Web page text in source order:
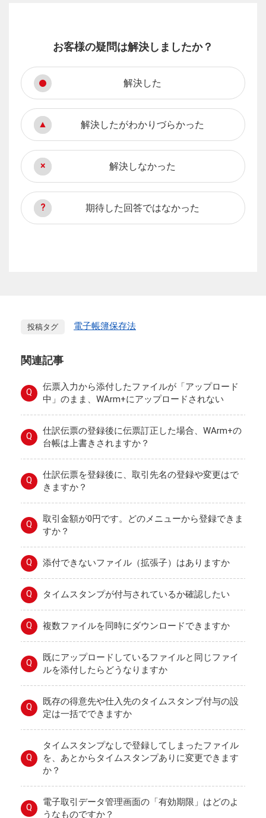
お客様の疑問は解決しましたか？
解決した
解決したがわかりづらかった
解決しなかった
期待した回答ではなかった
投稿タグ 電子帳簿保存法
関連記事
Q
伝票入力から添付したファイルが「アップロード
中」のまま、WArm+にアップロードされない
Q
仕訳伝票の登録後に伝票訂正した場合、WArm+の
台帳は上書きされますか？
Q
仕訳伝票を登録後に、取引先名の登録や変更はで
きますか？
Q
取引金額が0円です。どのメニューから登録できま
すか？
Q 添付できないファイル（拡張子）はありますか
Q タイムスタンプが付与されているか確認したい
Q 複数ファイルを同時にダウンロードできますか
Q
既にアップロードしているファイルと同じファイ
ルを添付したらどうなりますか
Q
既存の得意先や仕入先のタイムスタンプ付与の設
定は一括でできますか
Q
タイムスタンプなしで登録してしまったファイル
を、あとからタイムスタンプありに変更できます
か？
Q
電子取引データ管理画面の「有効期限」はどのよ
うなものですか？